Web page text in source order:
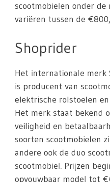
scootmobielen onder de
variëren tussen de
Shoprider
Het internationale merk
is producent van
elektrische rolstoelen
Het merk staat bekend
veiligheid en
soorten scootmobielen
andere ook de duo
scootmobiel. Prijzen
opvouwbaar model tot